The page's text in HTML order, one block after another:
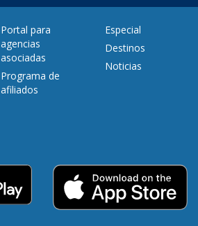
Portal para
agencias
asociadas
Programa de
afiliados
Especial
Destinos
Noticias